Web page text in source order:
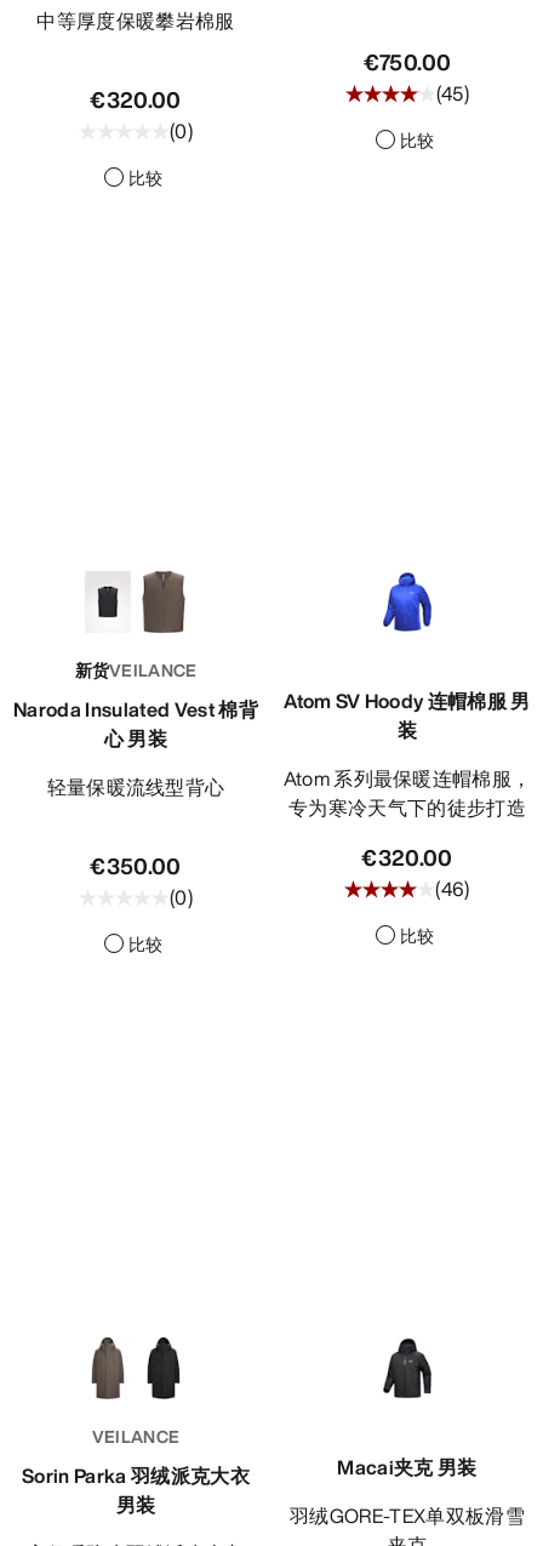
中等厚度保暖攀岩棉服
€320.00
(0)
比较
€750.00
(45)
比较
新货VEILANCE
Naroda Insulated Vest 棉背
心 男装
轻量保暖流线型背心
€350.00
(0)
比较
Atom SV Hoody 连帽棉服 男
装
Atom 系列最保暖连帽棉服，
专为寒冷天气下的徒步打造
€320.00
(46)
比较
VEILANCE
Sorin Parka 羽绒派克大衣
男装
Macai夹克 男装
羽绒GORE-TEX单双板滑雪